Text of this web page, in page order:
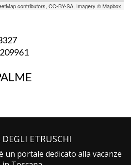
contributors, CC-BY-SA, Imagery © Mapbox
DEGLI ETRUSCHI
un portale dedicato alla vacanze